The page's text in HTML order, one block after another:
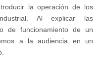
la operación de los
Al explicar las
de funcionamiento de un
a la audiencia en un